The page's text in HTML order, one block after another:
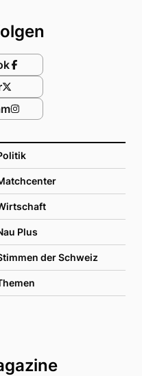
Plus
der Schweiz